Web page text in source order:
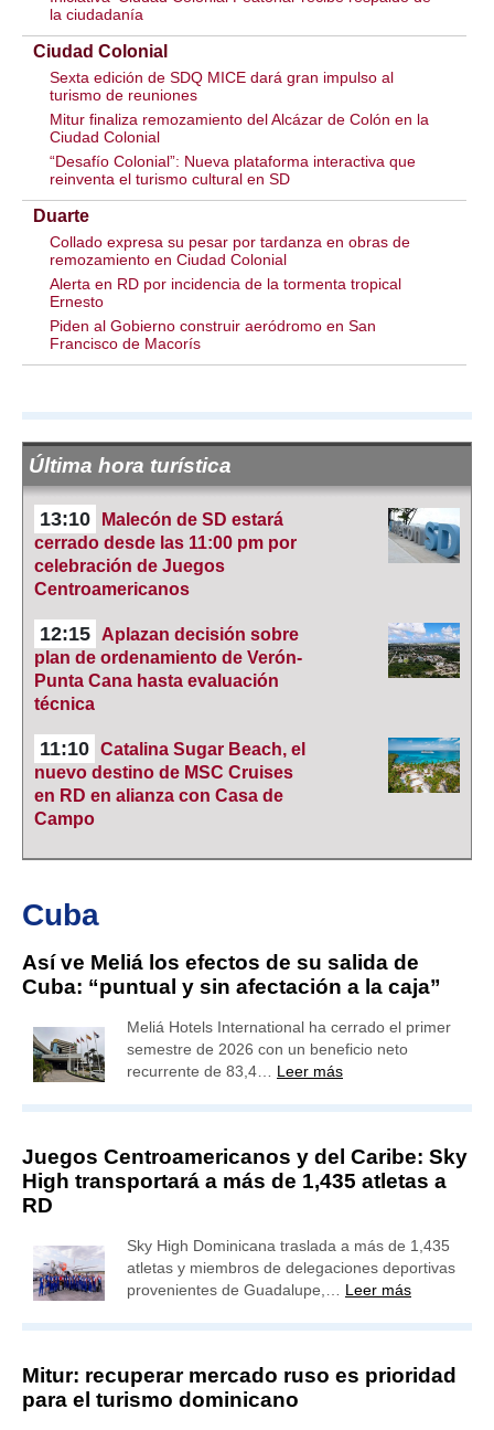
la ciudadanía
Ciudad Colonial
Sexta edición de SDQ MICE dará gran impulso al
turismo de reuniones
Mitur finaliza remozamiento del Alcázar de Colón en la
Ciudad Colonial
“Desafío Colonial”: Nueva plataforma interactiva que
reinventa el turismo cultural en SD
Duarte
Collado expresa su pesar por tardanza en obras de
remozamiento en Ciudad Colonial
Alerta en RD por incidencia de la tormenta tropical
Ernesto
Piden al Gobierno construir aeródromo en San
Francisco de Macorís
Última hora turística
13:10
Malecón de SD estará
cerrado desde las 11:00 pm por
celebración de Juegos
Centroamericanos
12:15
Aplazan decisión sobre
plan de ordenamiento de Verón-
Punta Cana hasta evaluación
técnica
11:10 Catalina Sugar Beach, el
nuevo destino de MSC Cruises
en RD en alianza con Casa de
Campo
Cuba
Así ve Meliá los efectos de su salida de
Cuba: “puntual y sin afectación a la caja”
Meliá Hotels International ha cerrado el primer
semestre de 2026 con un beneficio neto
recurrente de 83,4… Leer más
Juegos Centroamericanos y del Caribe: Sky
High transportará a más de 1,435 atletas a
RD
Sky High Dominicana traslada a más de 1,435
atletas y miembros de delegaciones deportivas
provenientes de Guadalupe,… Leer más
Mitur: recuperar mercado ruso es prioridad
para el turismo dominicano